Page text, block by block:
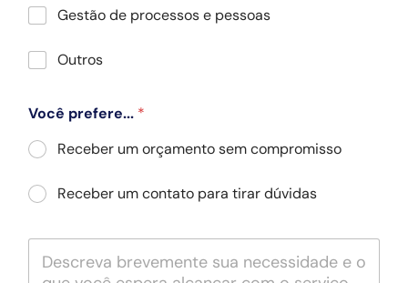
Gestão de processos e pessoas
Outros
Você prefere... *
Receber um orçamento sem compromisso
Receber um contato para tirar dúvidas